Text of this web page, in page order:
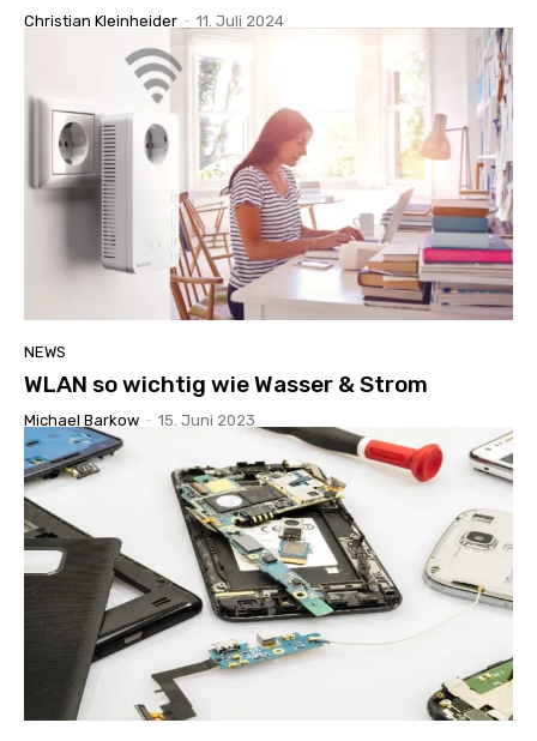
Christian Kleinheider - 11. Juli 2024
NEWS
WLAN so wichtig wie Wasser & Strom
Michael Barkow - 15. Juni 2023